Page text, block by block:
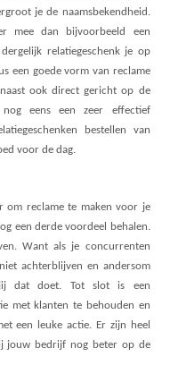
je de naamsbekendheid.
mee dan bijvoorbeeld een
relatiegeschenk je op
een goede vorm van reclame
ook direct gericht op de
eens een zeer effectief
bestellen van
voor de dag.
om reclame te maken voor je
een derde voordeel behalen.
Want als je concurrenten
achterblijven en andersom
jij dat doet. Tot slot is een
met klanten te behouden en
een leuke actie. Er zijn heel
jouw bedrijf nog beter op de